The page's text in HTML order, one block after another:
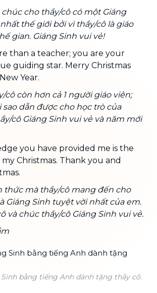
chúc cho thầy/cô có một Giáng
thế giới bởi vì thầy/cô là giáo
gian. Giáng Sinh vui vẻ!
than a teacher; you are your
guiding star. Merry Christmas
Year.
cô còn hơn cả 1 người giáo viên;
sao dẫn được cho học trò của
cô Giáng Sinh vui vẻ và năm mới
you have provided me is the
Christmas. Thank you and
thức mà thầy/cô mang đến cho
Giáng Sinh tuyệt vời nhất của em.
và chúc thầy/cô Giáng Sinh vui vẻ.
bằng tiếng Anh dành tặng thầy cô.